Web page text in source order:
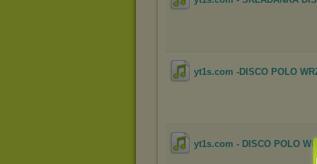
yt1s.com -DISCO POLO
yt1s.com - DISCO POLO